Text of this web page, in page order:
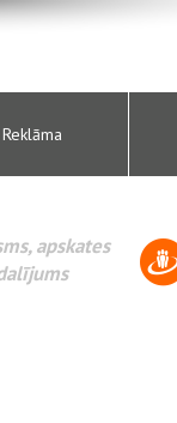
Reklāma
apskates